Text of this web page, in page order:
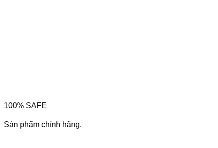
100% SAFE
Sản phẩm chính hãng.